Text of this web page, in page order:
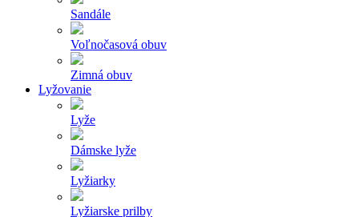
Sandále
Voľnočasová obuv
Zimná obuv
Lyžovanie
Lyže
Dámske lyže
Lyžiarky
Lyžiarske prilby